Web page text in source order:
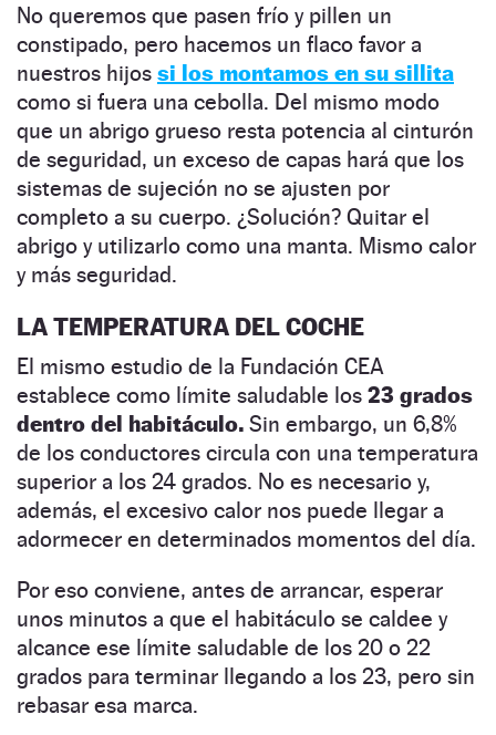
No queremos que pasen frío y pillen un
constipado, pero hacemos un flaco favor a
nuestros hijos si los montamos en su sillita
como si fuera una cebolla. Del mismo modo
que un abrigo grueso resta potencia al cinturón
de seguridad, un exceso de capas hará que los
sistemas de sujeción no se ajusten por
completo a su cuerpo. ¿Solución? Quitar el
abrigo y utilizarlo como una manta. Mismo calor
y más seguridad.
LA TEMPERATURA DEL COCHE
El mismo estudio de la Fundación CEA
establece como límite saludable los 23 grados
dentro del habitáculo. Sin embargo, un 6,8%
de los conductores circula con una temperatura
superior a los 24 grados. No es necesario y,
además, el excesivo calor nos puede llegar a
adormecer en determinados momentos del día.
Por eso conviene, antes de arrancar, esperar
unos minutos a que el habitáculo se caldee y
alcance ese límite saludable de los 20 o 22
grados para terminar llegando a los 23, pero sin
rebasar esa marca.